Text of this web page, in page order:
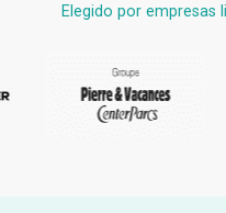
Elegido por empresas